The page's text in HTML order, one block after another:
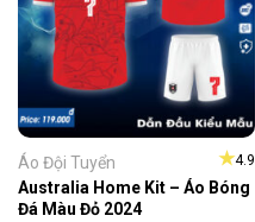
★4.9
Áo Đội Tuyển
Australia Home Kit – Áo Bóng
Đá Màu Đỏ 2024